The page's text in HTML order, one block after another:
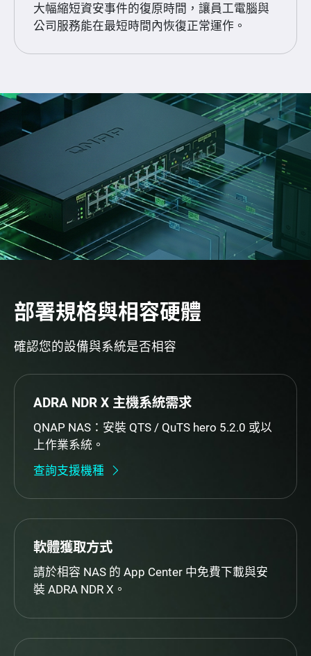
大幅縮短資安事件的復原時間，讓員工電腦與
公司服務能在最短時間內恢復正常運作。
部署規格與相容硬體
確認您的設備與系統是否相容
ADRA NDR X 主機系統需求
QNAP NAS：安裝 QTS / QuTS hero 5.2.0 或以
上作業系統。
查詢支援機種
軟體獲取方式
請於相容 NAS 的 App Center 中免費下載與安
裝 ADRA NDR X。